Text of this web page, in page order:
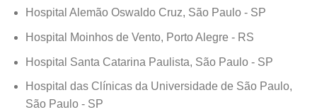
Hospital Alemão Oswaldo Cruz, São Paulo - SP
Hospital Moinhos de Vento, Porto Alegre - RS
Hospital Santa Catarina Paulista, São Paulo - SP
Hospital das Clínicas da Universidade de São Paulo,
São Paulo - SP